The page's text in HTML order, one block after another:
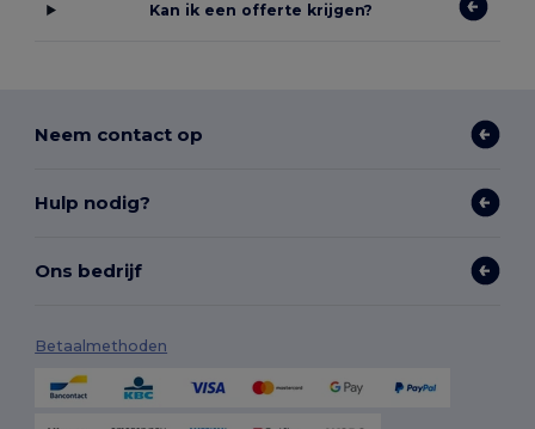
Kan ik een offerte krijgen?
Neem contact op
Hulp nodig?
Ons bedrijf
Betaalmethoden